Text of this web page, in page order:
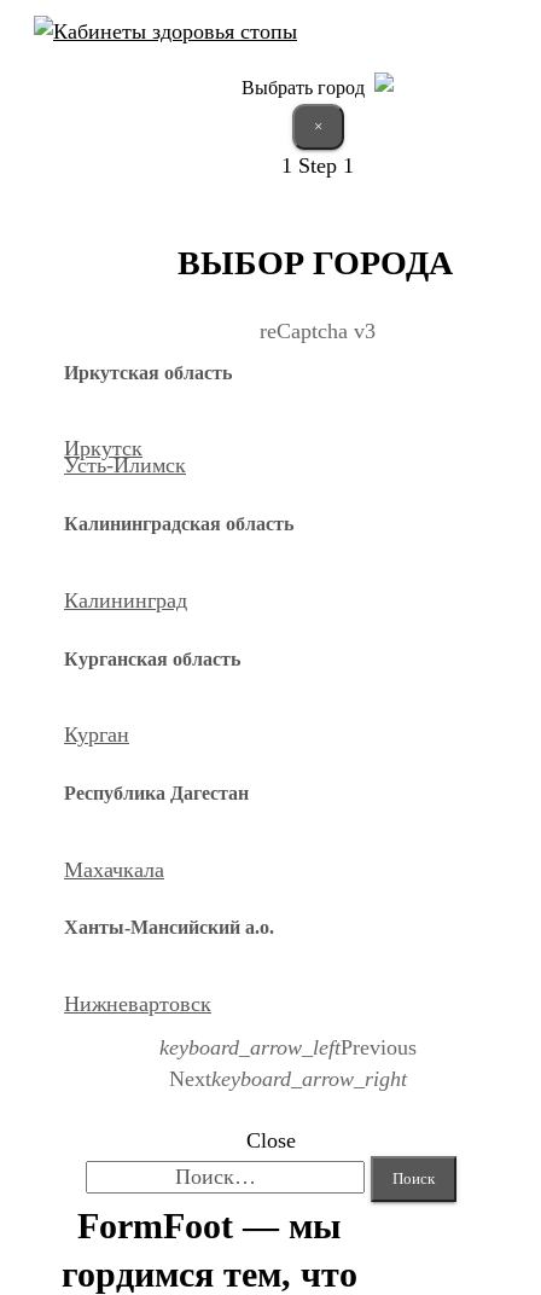
Выбрать город
×
1 Step 1
ВЫБОР ГОРОДА
reCaptcha v3
Иркутская область
Иркутск
Усть-Илимск
Калининградская область
Калининград
Курганская область
Курган
Республика Дагестан
Махачкала
Ханты-Мансийский а.о.
Нижневартовск
keyboard_arrow_leftPrevious
Nextkeyboard_arrow_right
Close
FormFoot — мы
гордимся тем, что